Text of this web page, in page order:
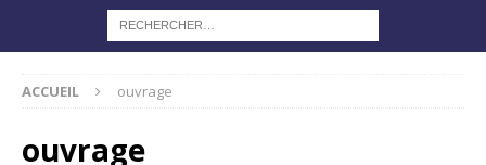
ACCUEIL ouvrage
ouvrage